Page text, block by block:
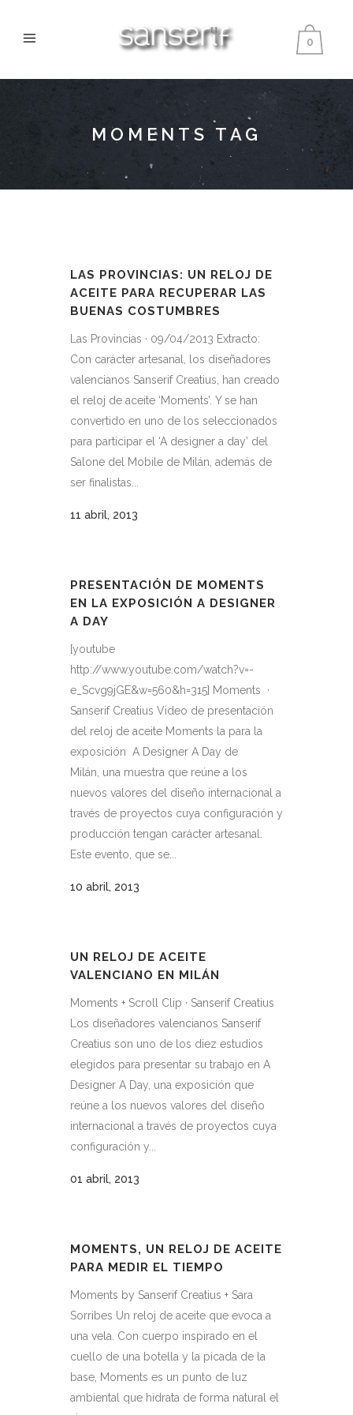
0
MOMENTS TAG
LAS PROVINCIAS: UN RELOJ DE
ACEITE PARA RECUPERAR LAS
BUENAS COSTUMBRES
Las Provincias · 09/04/2013 Extracto:
Con carácter artesanal, los diseñadores
valencianos Sanserif Creatius, han creado
el reloj de aceite ‘Moments’. Y se han
convertido en uno de los seleccionados
para participar el ‘A designer a day’ del
Salone del Mobile de Milán, además de
ser finalistas...
11 abril, 2013
PRESENTACIÓN DE MOMENTS
EN LA EXPOSICIÓN A DESIGNER
A DAY
[youtube
http://www.youtube.com/watch?v=-
e_Scvg9jGE&w=560&h=315] Moments ·
Sanserif Creatius Video de presentación
del reloj de aceite Moments la para la
exposición A Designer A Day de
Milán, una muestra que reúne a los
nuevos valores del diseño internacional a
través de proyectos cuya configuración y
producción tengan carácter artesanal.
Este evento, que se...
10 abril, 2013
UN RELOJ DE ACEITE
VALENCIANO EN MILÁN
Moments + Scroll Clip · Sanserif Creatius
Los diseñadores valencianos Sanserif
Creatius son uno de los diez estudios
elegidos para presentar su trabajo en A
Designer A Day, una exposición que
reúne a los nuevos valores del diseño
internacional a través de proyectos cuya
configuración y...
01 abril, 2013
MOMENTS, UN RELOJ DE ACEITE
PARA MEDIR EL TIEMPO
Moments by Sanserif Creatius + Sara
Sorribes Un reloj de aceite que evoca a
una vela. Con cuerpo inspirado en el
cuello de una botella y la picada de la
base, Moments es un punto de luz
ambiental que hidrata de forma natural el